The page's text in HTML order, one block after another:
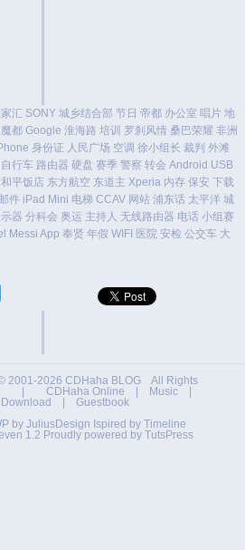
汇 SONY 城乡结合部 节日 帝都 办公室 唱片 地
魔都 Google 淮海路 培训 罗刹风情 桑巴荣耀 非洲
身份证 人民广场 空调 徐小组长 裁判 外滩
自行车 路由器 硬盘 赛季 警察 转会 Android USB
和平饭店 东方航空 东道主 Xperia 内存 保安 下载
件 iPad Mini 电梯 CCAV 网站 浦东话 太平洋 城
器 分科会 奥运 主持人 无线路由器 电话 小组赛
Messi App 奉贤 年假 WIFI 医院 安检 公交车 大
2001-2026 CDHaha BLOG All Rights
| CDHaha Online | Music |
Download | Guestbook
by JuliusDesign Ispired by Timeline
1.2 Proudly powered by TutsPress